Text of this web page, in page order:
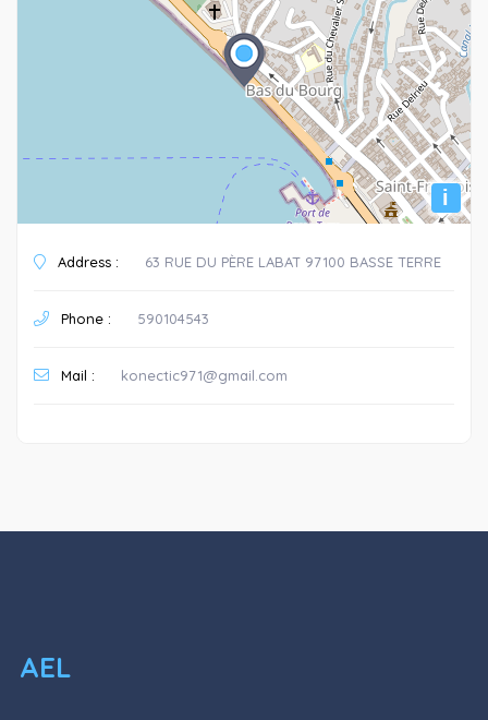
i
Address : 63 RUE DU PÈRE LABAT 97100 BASSE TERRE
Phone : 590104543
Mail : konectic971@gmail.com
AEL